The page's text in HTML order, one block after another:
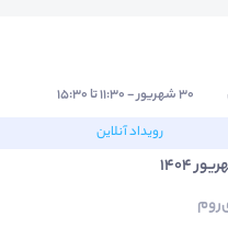
۳۰ شهریور - ۱۱:۳۰ تا ۱۵:۳۰
رویداد آنلاین